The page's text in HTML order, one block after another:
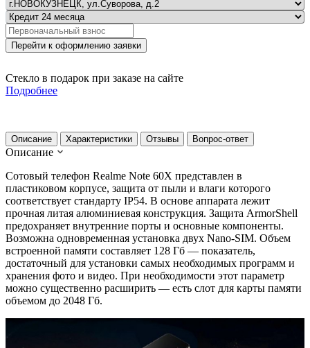
Перейти к оформлению заявки
Стекло в подарок при заказе на сайте
Подробнее
Описание Характеристики Отзывы Вопрос-ответ
Описание
Сотовый телефон Realme Note 60X представлен в
пластиковом корпусе, защита от пыли и влаги которого
соответствует стандарту IP54. В основе аппарата лежит
прочная литая алюминиевая конструкция. Защита ArmorShell
предохраняет внутренние порты и основные компоненты.
Возможна одновременная установка двух Nano-SIM. Объем
встроенной памяти составляет 128 Гб — показатель,
достаточный для установки самых необходимых программ и
хранения фото и видео. При необходимости этот параметр
можно существенно расширить — есть слот для карты памяти
объемом до 2048 Гб.